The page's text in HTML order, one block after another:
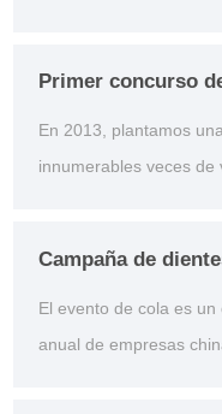
hasta 1.800
Primer concurso
En 2013, plantamos
innumerables veces de
semilla y de la exitosa
plan quinquenal. Ahora
Campaña de
El evento de cola es
anual de empresas